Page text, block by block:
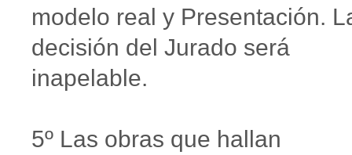
modelo real y Presentación.
decisión del Jurado será
inapelable.
5º Las obras que hallan